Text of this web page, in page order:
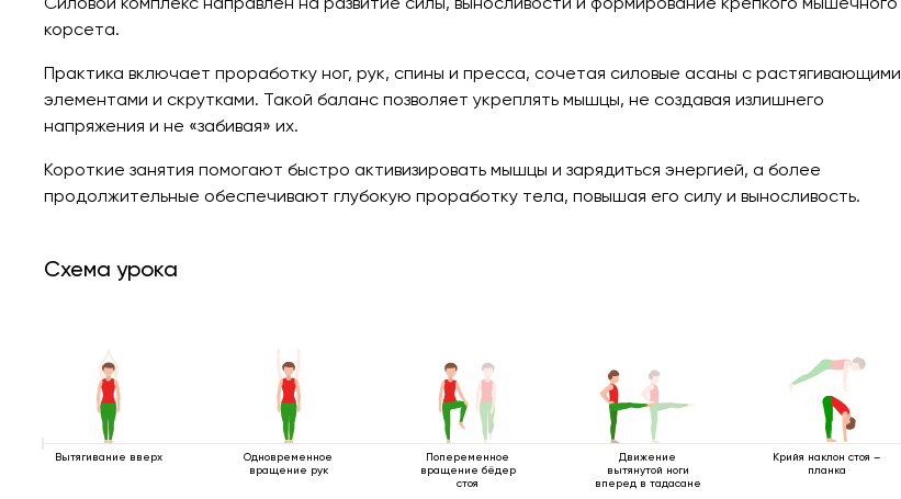
корсета.
Практика включает проработку ног, рук, спины и пресса, сочетая силовые асаны с растягивающими
элементами и скрутками. Такой баланс позволяет укреплять мышцы, не создавая излишнего
напряжения и не «забивая» их.
Короткие занятия помогают быстро активизировать мышцы и зарядиться энергией, а более
продолжительные обеспечивают глубокую проработку тела, повышая его силу и выносливость.
Схема урока
Вытягивание вверх
Одновременное
вращение рук
Попеременное
вращение бёдер
стоя
Движение
вытянутой ноги
вперед в тадасане
Крийя наклон стоя –
планка